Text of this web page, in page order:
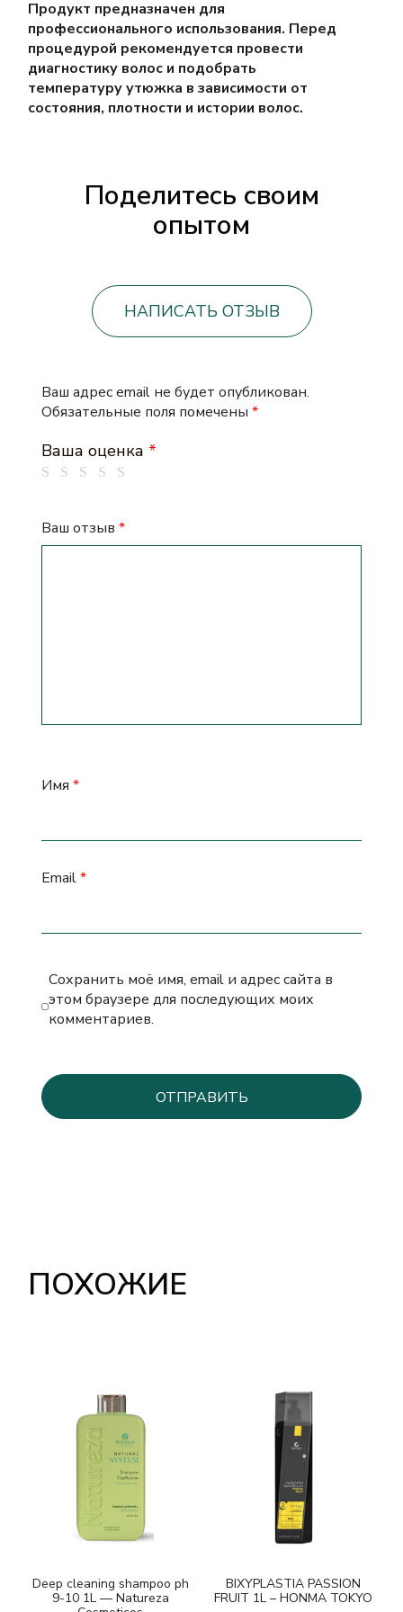
Продукт предназначен для
профессионального использования. Перед
процедурой рекомендуется провести
диагностику волос и подобрать
температуру утюжка в зависимости от
состояния, плотности и истории волос.
Поделитесь своим
опытом
НАПИСАТЬ ОТЗЫВ
Ваш адрес email не будет опубликован.
Обязательные поля помечены *
Ваша оценка *
Ваш отзыв *
Имя *
Email*
Сохранить моё имя, email и адрес сайта в
этом браузере для последующих моих
комментариев.
ПОХОЖИЕ
Deep cleaning shampoo ph
9-10 1L — Natureza
BIXYPLASTIA PASSION
FRUIT 1L – HONMA TOKYO